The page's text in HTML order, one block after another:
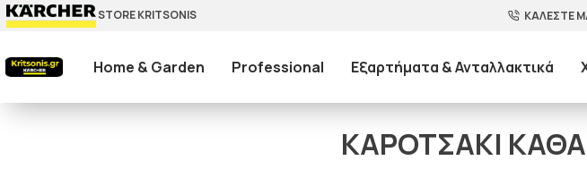
STORE KRITSONIS ΚΑΛΕΣΤΕ
Home & Garden Professional Εξαρτήματα & Ανταλλακτικά
ΚΑΡΟΤΣΆΚΙ